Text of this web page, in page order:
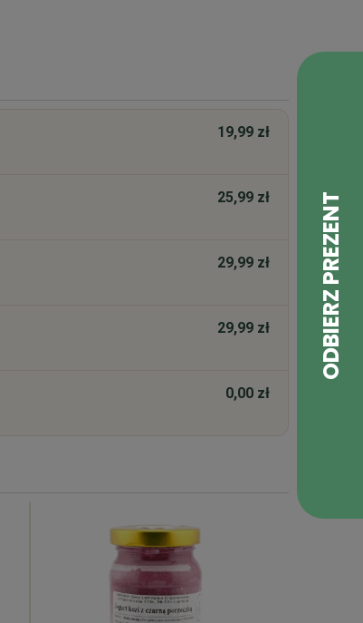
19,99 zł
25,99 zł
29,99 zł
29,99 zł
0,00 zł